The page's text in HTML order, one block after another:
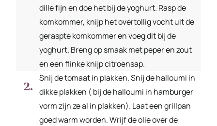
dille fijn en doe het bij de yoghurt. Rasp de
komkommer, knijp het overtollig vocht uit de
geraspte komkommer en voeg dit bij de
yoghurt. Breng op smaak met peper en zout
en een flinke knijp citroensap.
Snij de tomaat in plakken. Snij de halloumi in
dikke plakken ( bij de halloumi in hamburger
vorm zijn ze al in plakken). Laat een grillpan
goed warm worden. Wrijf de olie over de